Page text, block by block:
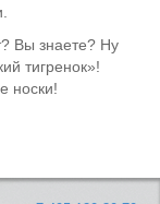
Вы знаете? Ну
тигренок»!
носки!